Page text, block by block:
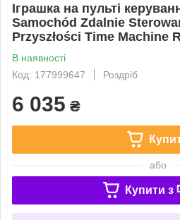
Іграшка на пульті
Samochód Zdalnie
Przyszłości Time Machine
В наявності
Код: 177999647
Роздріб
6 035 ₴
або
Купити з